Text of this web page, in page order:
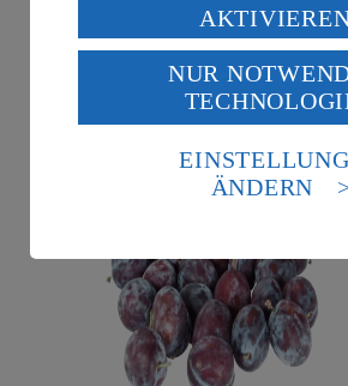
Angebot:Zwetschgen
1.49
Festpreis von 1.49€
aus Deutschland/Serbien, Kl. I,
Verarbeitung deiner
USA durch Facebook und YouTube:
Wenn du auf „Aktivieren“ klickst,
des Art. 49 Abs. 1 Satz 1 lit. a)
Daten in den USA verarbeitet
die USA als Land mit einem nach
Standards nicht angemessenen
Es besteht das Risiko eines Zugriffs
Informationen zum Herausgeber der
Impressum
NUR
ÄNDERN